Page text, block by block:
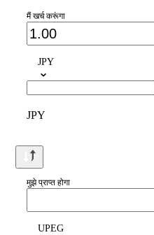
मैं खर्च करूंगा
JPY
JPY
मुझे प्राप्त होगा
UPEG